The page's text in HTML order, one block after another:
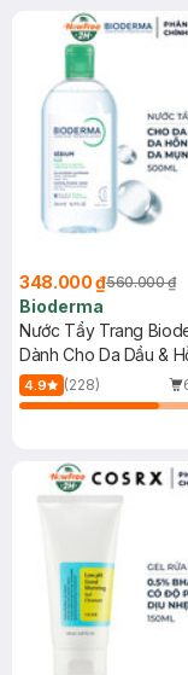
348.000 ₫560.000 ₫
Bioderma
Nước Tẩy Trang
Dành Cho Da Dầu &
500ml
4.9 (228)